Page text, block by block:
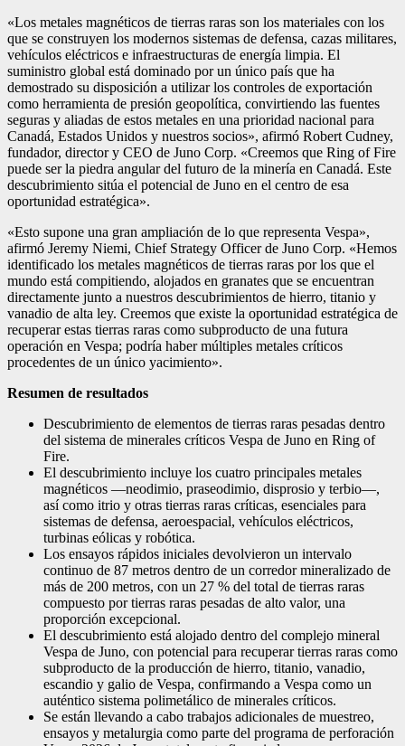
«Los metales magnéticos de tierras raras son los materiales con los
que se construyen los modernos sistemas de defensa, cazas militares,
vehículos eléctricos e infraestructuras de energía limpia. El
suministro global está dominado por un único país que ha
demostrado su disposición a utilizar los controles de exportación
como herramienta de presión geopolítica, convirtiendo las fuentes
seguras y aliadas de estos metales en una prioridad nacional para
Canadá, Estados Unidos y nuestros socios», afirmó Robert Cudney,
fundador, director y CEO de Juno Corp. «Creemos que Ring of Fire
puede ser la piedra angular del futuro de la minería en Canadá. Este
descubrimiento sitúa el potencial de Juno en el centro de esa
oportunidad estratégica».
«Esto supone una gran ampliación de lo que representa Vespa»,
afirmó Jeremy Niemi, Chief Strategy Officer de Juno Corp. «Hemos
identificado los metales magnéticos de tierras raras por los que el
mundo está compitiendo, alojados en granates que se encuentran
directamente junto a nuestros descubrimientos de hierro, titanio y
vanadio de alta ley. Creemos que existe la oportunidad estratégica de
recuperar estas tierras raras como subproducto de una futura
operación en Vespa; podría haber múltiples metales críticos
procedentes de un único yacimiento».
Resumen de resultados
Descubrimiento de elementos de tierras raras pesadas dentro
del sistema de minerales críticos Vespa de Juno en Ring of
Fire.
El descubrimiento incluye los cuatro principales metales
magnéticos —neodimio, praseodimio, disprosio y terbio—,
así como itrio y otras tierras raras críticas, esenciales para
sistemas de defensa, aeroespacial, vehículos eléctricos,
turbinas eólicas y robótica.
Los ensayos rápidos iniciales devolvieron un intervalo
continuo de 87 metros dentro de un corredor mineralizado de
más de 200 metros, con un 27 % del total de tierras raras
compuesto por tierras raras pesadas de alto valor, una
proporción excepcional.
El descubrimiento está alojado dentro del complejo mineral
Vespa de Juno, con potencial para recuperar tierras raras como
subproducto de la producción de hierro, titanio, vanadio,
escandio y galio de Vespa, confirmando a Vespa como un
auténtico sistema polimetálico de minerales críticos.
Se están llevando a cabo trabajos adicionales de muestreo,
ensayos y metalurgia como parte del programa de perforación